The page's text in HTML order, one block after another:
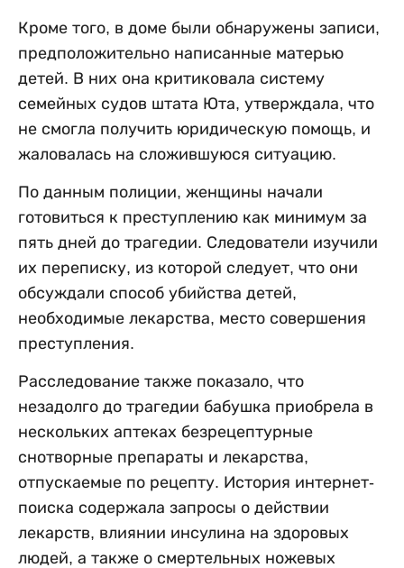
Кроме того, в доме были обнаружены записи,
предположительно написанные матерью
детей. В них она критиковала систему
семейных судов штата Юта, утверждала, что
не смогла получить юридическую помощь, и
жаловалась на сложившуюся ситуацию.
По данным полиции, женщины начали
готовиться к преступлению как минимум за
пять дней до трагедии. Следователи изучили
их переписку, из которой следует, что они
обсуждали способ убийства детей,
необходимые лекарства, место совершения
преступления.
Расследование также показало, что
незадолго до трагедии бабушка приобрела в
нескольких аптеках безрецептурные
снотворные препараты и лекарства,
отпускаемые по рецепту. История интернет-
поиска содержала запросы о действии
лекарств, влиянии инсулина на здоровых
людей, а также о смертельных ножевых